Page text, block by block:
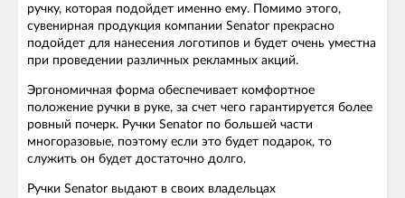
ручку, которая подойдет именно ему. Помимо этого,
сувенирная продукция компании Senator прекрасно
подойдет для нанесения логотипов и будет очень уместна
при проведении различных рекламных акций.
Эргономичная форма обеспечивает комфортное
положение ручки в руке, за счет чего гарантируется более
ровный почерк. Ручки Senator по большей части
многоразовые, поэтому если это будет подарок, то
служить он будет достаточно долго.
Ручки Senator выдают в своих владельцах